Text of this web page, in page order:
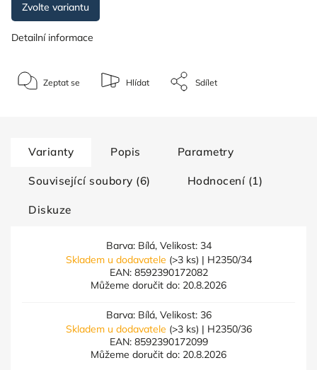
Zvolte variantu
Detailní informace
Zeptat se Hlídat Sdílet
Varianty Popis Parametry
Související soubory (6) Hodnocení (1)
Diskuze
Barva: Bílá, Velikost: 34
Skladem u dodavatele (>3 ks) | H2350/34
EAN: 8592390172082
Můžeme doručit do: 20.8.2026
Barva: Bílá, Velikost: 36
Skladem u dodavatele (>3 ks) | H2350/36
EAN: 8592390172099
Můžeme doručit do: 20.8.2026